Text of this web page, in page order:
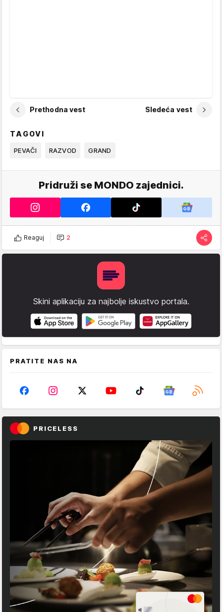
Prethodna vest Sledeća vest
TAGOVI
PEVAČI RAZVOD GRAND
Pridruži se MONDO zajednici.
Reaguj 2
Skini aplikaciju za najbolje iskustvo portala.
PRATITE NAS NA
PRICELESS